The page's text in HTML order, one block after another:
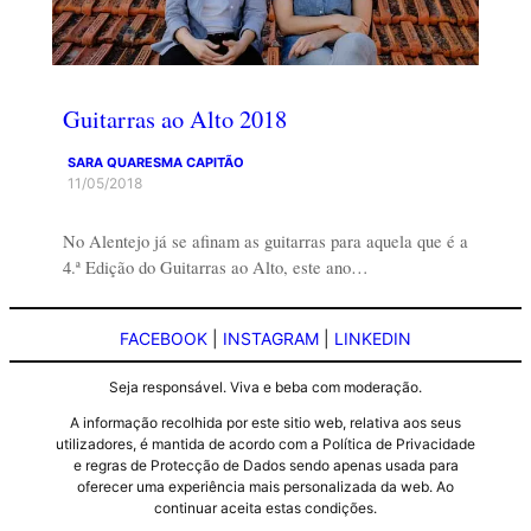
Guitarras ao Alto 2018
SARA QUARESMA CAPITÃO
11/05/2018
No Alentejo já se afinam as guitarras para aquela que é a
4.ª Edição do Guitarras ao Alto, este ano…
FACEBOOK INSTAGRAM LINKEDIN
Seja responsável. Viva e beba com moderação.
A informação recolhida por este sitio web, relativa aos seus
utilizadores, é mantida de acordo com a Política de Privacidade
e regras de Protecção de Dados sendo apenas usada para
oferecer uma experiência mais personalizada da web. Ao
continuar aceita estas condições.